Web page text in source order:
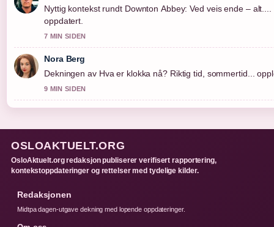
Nyttig kontekst rundt Downton Abbey: Ved veis ende –
oppdatert.
7 MIN SIDEN
Nora Berg
Dekningen av Hva er klokka nå? Riktig tid, sommertid...
9 MIN SIDEN
OSLOAKTUELT.ORG
OsloAktuelt.org redaksjon publiserer verifisert rapportering,
kontekstoppdateringer og rettelser med tydelige kilder.
Redaksjonen
Midtpa dagen-utgave dekning med lopende oppdateringer.